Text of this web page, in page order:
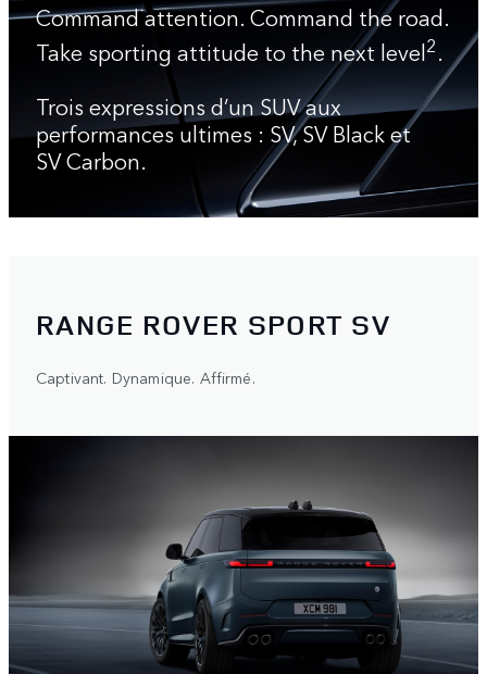
Command attention. Command the road.
Take sporting attitude to the next level2.
Trois expressions d’un SUV aux
performances ultimes : SV, SV Black et
SV Carbon.
RANGE ROVER SPORT SV
Captivant. Dynamique. Affirmé.